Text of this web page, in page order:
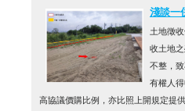
淺談一
土地徵
收土地
不整，
有權人
高協議價購比例，亦比照上開規定提